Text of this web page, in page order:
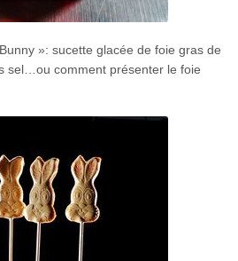
»: sucette glacée de foie gras de
sel…ou comment présenter le foie